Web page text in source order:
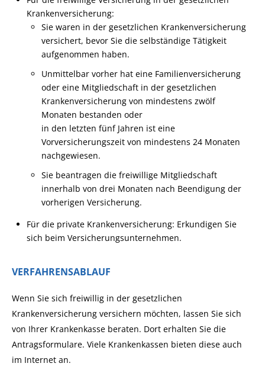
Krankenversicherung:
Sie waren in der gesetzlichen Krankenversicherung
versichert, bevor Sie die selbständige Tätigkeit
aufgenommen haben.
Unmittelbar vorher hat eine Familienversicherung
oder eine Mitgliedschaft in der gesetzlichen
Krankenversicherung von mindestens zwölf
Monaten bestanden oder
in den letzten fünf Jahren ist eine
Vorversicherungszeit von mindestens 24 Monaten
nachgewiesen.
Sie beantragen die freiwillige Mitgliedschaft
innerhalb von drei Monaten nach Beendigung der
vorherigen Versicherung.
Für die private Krankenversicherung: Erkundigen Sie
sich beim Versicherungsunternehmen.
VERFAHRENSABLAUF
Wenn Sie sich freiwillig in der gesetzlichen
Krankenversicherung versichern möchten, lassen Sie sich
von Ihrer Krankenkasse beraten. Dort erhalten Sie die
Antragsformulare. Viele Krankenkassen bieten diese auch
im Internet an.